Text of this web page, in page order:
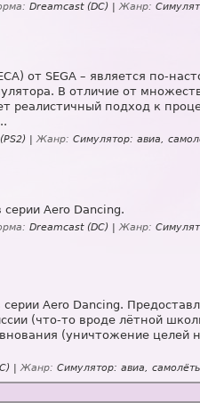
Dreamcast (DC) |Жанр:
от SEGA – является по-
В отличие от
реалистичный подход к
|Жанр: Симулятор: авиа,
Aero Dancing.
Dreamcast (DC) |Жанр:
серии Aero Dancing.
(что-то вроде лётной
(уничтожение
|Жанр: Симулятор: авиа,